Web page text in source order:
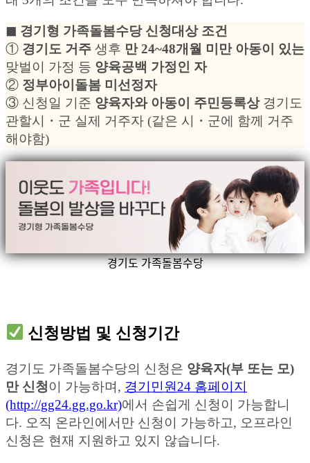
◼︎ 경기형 가족돌봄수당 신청대상 조건
① 경기도 거주 생후 만 24~48개월 미만 아동이 있는
맞벌이 가정 등 양육공백 가정인 자
② 정부아이돌봄 미선정자
③ 신청일 기준 양육자와 아동이 주민등록상경기도
관할시・군 실제 거주자 (같은 시・군에 함께 거주
해야함)
경기도 가족돌봄수당
신청방법 및 신청기간
경기도 가족돌봄수당의 신청은 양육자(부 또는 모)
만 신청이 가능하며, 경기민원24 홈페이지
(http://gg24.gg.go.kr)에서 손쉽게 신청이 가능합니
다. 오직 온라인에서만 신청이 가능하고, 오프라인
신청은 현재 지원하고 있지 않습니다.